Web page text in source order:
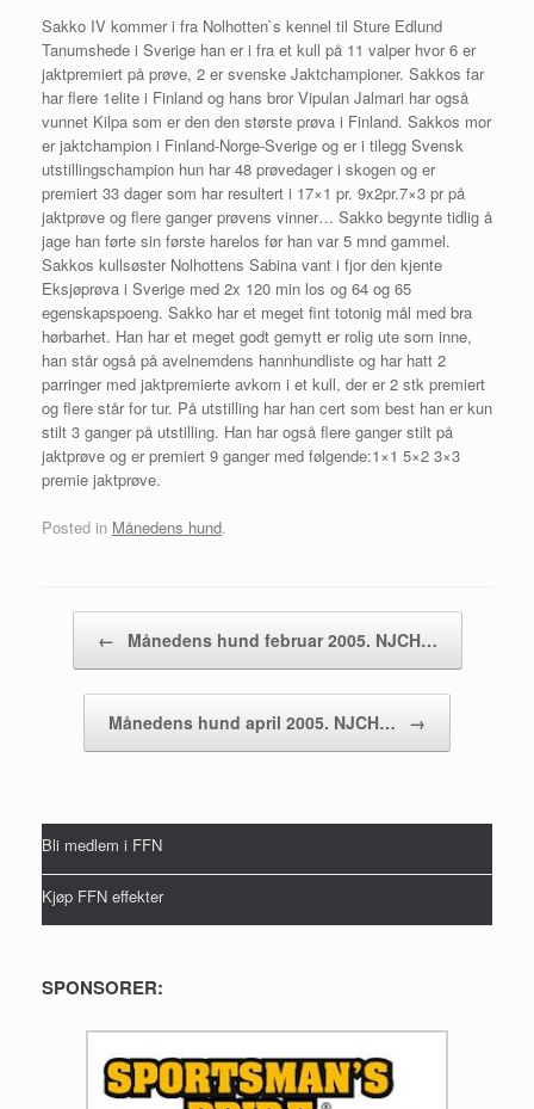
Sakko IV kommer i fra Nolhotten`s kennel til Sture Edlund
Tanumshede i Sverige han er i fra et kull på 11 valper hvor 6 er
jaktpremiert på prøve, 2 er svenske Jaktchampioner. Sakkos far
har flere 1elite i Finland og hans bror Vipulan Jalmari har også
vunnet Kilpa som er den den største prøva i Finland. Sakkos mor
er jaktchampion i Finland-Norge-Sverige og er i tilegg Svensk
utstillingschampion hun har 48 prøvedager i skogen og er
premiert 33 dager som har resultert i 17×1 pr. 9x2pr.7×3 pr på
jaktprøve og flere ganger prøvens vinner… Sakko begynte tidlig å
jage han førte sin første harelos før han var 5 mnd gammel.
Sakkos kullsøster Nolhottens Sabina vant i fjor den kjente
Eksjøprøva i Sverige med 2x 120 min los og 64 og 65
egenskapspoeng. Sakko har et meget fint totonig mål med bra
hørbarhet. Han har et meget godt gemytt er rolig ute som inne,
han står også på avelnemdens hannhundliste og har hatt 2
parringer med jaktpremierte avkom i et kull, der er 2 stk premiert
og flere står for tur. På utstilling har han cert som best han er kun
stilt 3 ganger på utstilling. Han har også flere ganger stilt på
jaktprøve og er premiert 9 ganger med følgende:1×1 5×2 3×3
premie jaktprøve.
Posted in Månedens hund.
← Månedens hund februar 2005. NJCH…
Månedens hund april 2005. NJCH… →
Bli medlem i FFN
Kjøp FFN effekter
SPONSORER: